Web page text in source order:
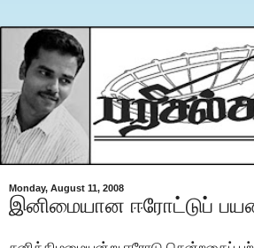
Monday, August 11, 2008
இனிமையான ஈரோட்டுப்